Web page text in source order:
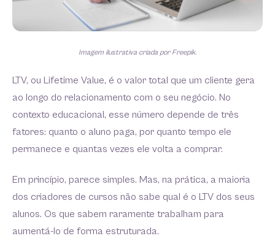
Imagem ilustrativa criada por Freepik.
LTV, ou Lifetime Value, é o valor total que um cliente gera
ao longo do relacionamento com o seu negócio. No
contexto educacional, esse número depende de três
fatores: quanto o aluno paga, por quanto tempo ele
permanece e quantas vezes ele volta a comprar.
Em princípio, parece simples. Mas, na prática, a maioria
dos criadores de cursos não sabe qual é o LTV dos seus
alunos. Os que sabem raramente trabalham para
aumentá-lo de forma estruturada.